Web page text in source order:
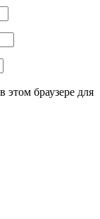
этом браузере для